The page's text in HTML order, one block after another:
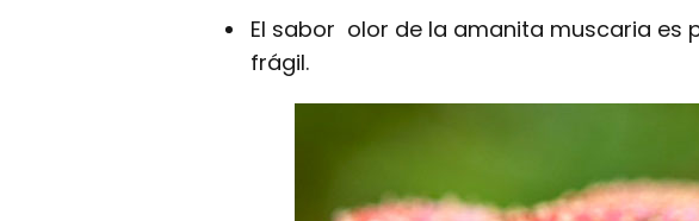
El sabor olor de la amanita muscaria es
frágil.